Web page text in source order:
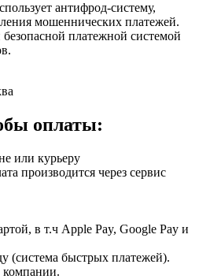
антифрод-систему,
мошеннических платежей.
платежной системой
оплаты:
или курьеру
производится через сервис
в т.ч Apple Pay, Google Pay и
(система быстрых платежей).
компании.